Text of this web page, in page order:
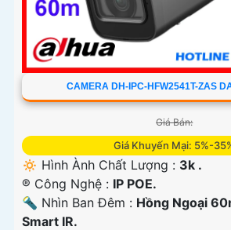
CAMERA DH-IPC-HFW2541T-ZAS
Giá Bán:
Giá Khuyến Mại: 5%-
🔅 Hình Ành Chất Lượng : 3k .
®️ Công Nghệ : IP POE.
🔦 Nhìn Ban Đêm : Hồng Ngoại
Smart IR.